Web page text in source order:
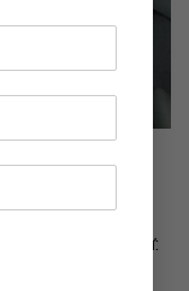
bị hiện hàng
tiến mà không
nổi bật như:
Home